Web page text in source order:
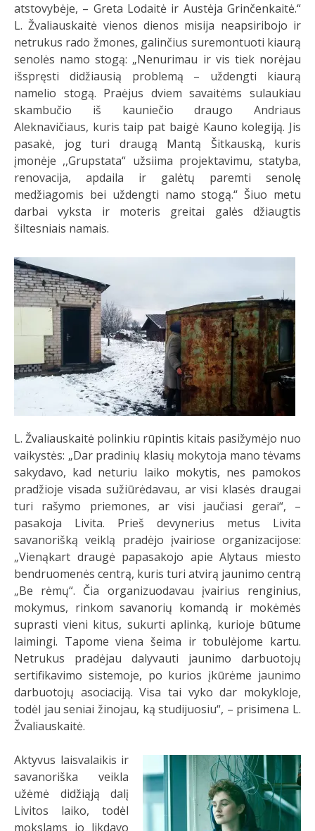
atstovybėje, – Greta Lodaitė ir Austėja Grinčenkaitė.“
L. Žvaliauskaitė vienos dienos misija neapsiribojo ir
netrukus rado žmones, galinčius suremontuoti kiaurą
senolės namo stogą: „Nenurimau ir vis tiek norėjau
išspręsti didžiausią problemą – uždengti kiaurą
namelio stogą. Praėjus dviem savaitėms sulaukiau
skambučio iš kauniečio draugo Andriaus
Aleknavičiaus, kuris taip pat baigė Kauno kolegiją. Jis
pasakė, jog turi draugą Mantą Šitkauską, kuris
įmonėje ,,Grupstata“ užsiima projektavimu, statyba,
renovacija, apdaila ir galėtų paremti senolę
medžiagomis bei uždengti namo stogą.“ Šiuo metu
darbai vyksta ir moteris greitai galės džiaugtis
šiltesniais namais.
L. Žvaliauskaitė polinkiu rūpintis kitais pasižymėjo nuo
vaikystės: „Dar pradinių klasių mokytoja mano tėvams
sakydavo, kad neturiu laiko mokytis, nes pamokos
pradžioje visada sužiūrėdavau, ar visi klasės draugai
turi rašymo priemones, ar visi jaučiasi gerai“, –
pasakoja Livita. Prieš devynerius metus Livita
savanorišką veiklą pradėjo įvairiose organizacijose:
„Vienąkart draugė papasakojo apie Alytaus miesto
bendruomenės centrą, kuris turi atvirą jaunimo centrą
„Be rėmų“. Čia organizuodavau įvairius renginius,
mokymus, rinkom savanorių komandą ir mokėmės
suprasti vieni kitus, sukurti aplinką, kurioje būtume
laimingi. Tapome viena šeima ir tobulėjome kartu.
Netrukus pradėjau dalyvauti jaunimo darbuotojų
sertifikavimo sistemoje, po kurios įkūrėme jaunimo
darbuotojų asociaciją. Visa tai vyko dar mokykloje,
todėl jau seniai žinojau, ką studijuosiu“, – prisimena L.
Žvaliauskaitė.
Aktyvus laisvalaikis ir
savanoriška veikla
užėmė didžiąją dalį
Livitos laiko, todėl
mokslams jo likdavo